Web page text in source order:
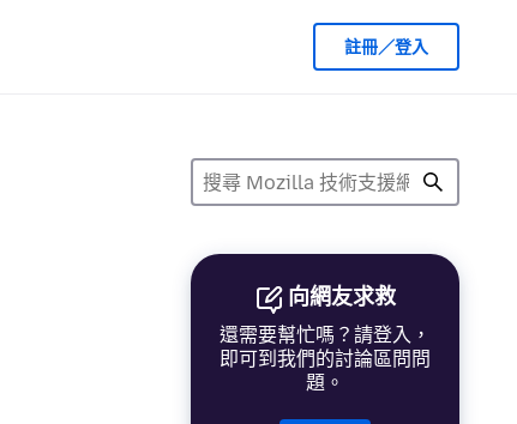
註冊／登入
向網友求救
還需要幫忙嗎？請登入，
即可到我們的討論區問問
題。